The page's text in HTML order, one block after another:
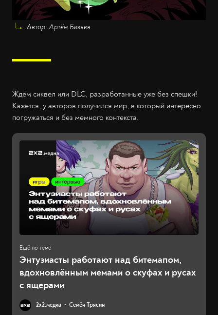
Автор: Артём Бизяев
Ждём сиквел или DLC, разработанные уже без спешки!
Кажется, у авторов получился мир, в который интересно
погружаться и без мемного контекста.
Энтузиасты работают над битемапом,
вдохновлённым мемами о скуфах и русах
с ящерами
2х2.медиа Семён Трясин